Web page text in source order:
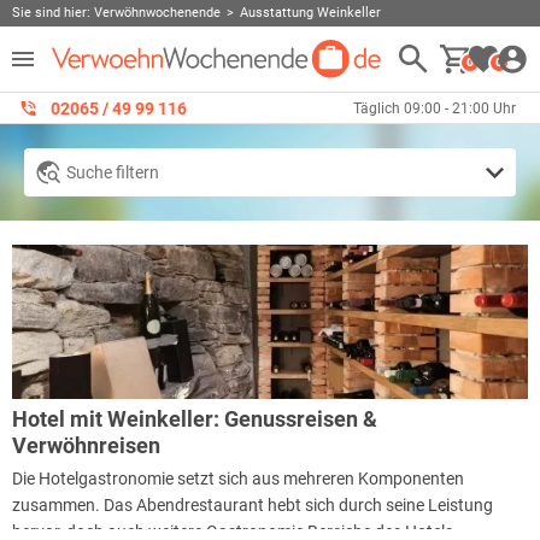
Sie sind hier: Verwöhnwochenende Ausstattung Weinkeller
0 0
02065 / 49 ‌99 116 Täglich 09:00 - 21:00 Uhr
Suche filtern
Hotel mit Weinkeller: Genussreisen &
Verwöhnreisen
Die Hotelgastronomie setzt sich aus mehreren Komponenten
zusammen. Das Abendrestaurant hebt sich durch seine Leistung
hervor, doch auch weitere Gastronomie Bereiche des Hotels